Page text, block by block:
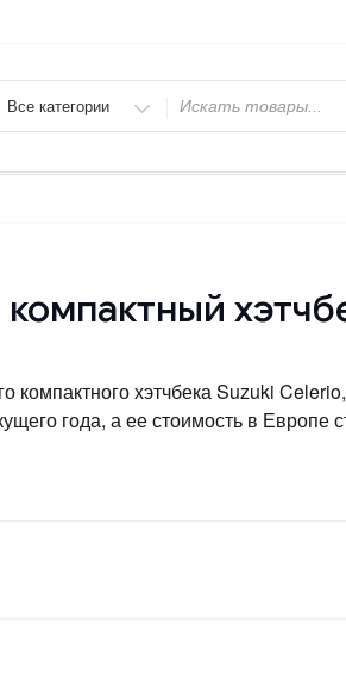
Искать
компактного хэтчбека Suzuki
года, а ее стоимость в Европе